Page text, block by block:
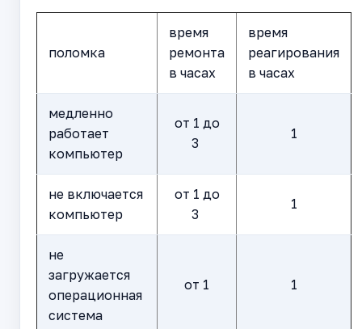
поломка
время
ремонта
в часах
время
реагирования
в часах
медленно
работает
компьютер
от 1 до
3
1
не включается
компьютер
от 1 до
3
1
не
загружается
операционная
система
от 1 1